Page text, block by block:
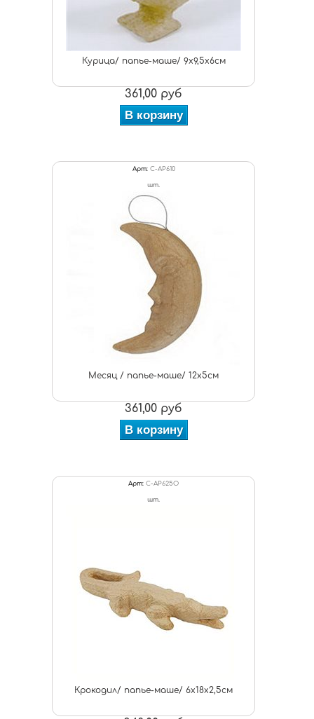
Курица/ папье-маше/ 9х9,5х6см
361,00 руб
В корзину
Арт: C-AP610
шт.
Месяц / папье-маше/ 12х5см
361,00 руб
В корзину
Арт: C-AP625O
шт.
Крокодил/ папье-маше/ 6х18х2,5см